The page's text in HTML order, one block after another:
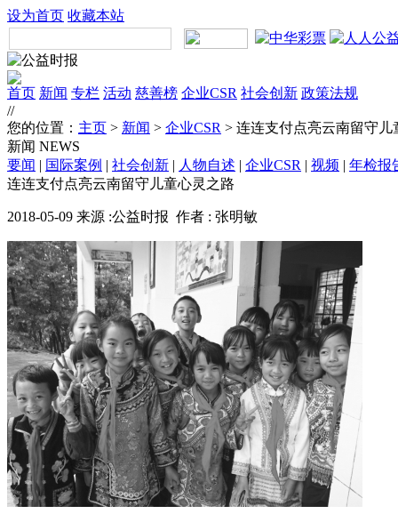
设为首页 收藏本站
首页 新闻 专栏 活动 慈善榜 企业CSR 社会创新 政策法规
//
您的位置： 主页 > 新闻 > 企业CSR > 连连支付点亮云南留守儿
新闻 NEWS
要闻 | 国际案例 | 社会创新 | 人物自述 | 企业CSR | 视频 | 年检报
连连支付点亮云南留守儿童心灵之路
2018-05-09 来源 :公益时报 作者 : 张明敏